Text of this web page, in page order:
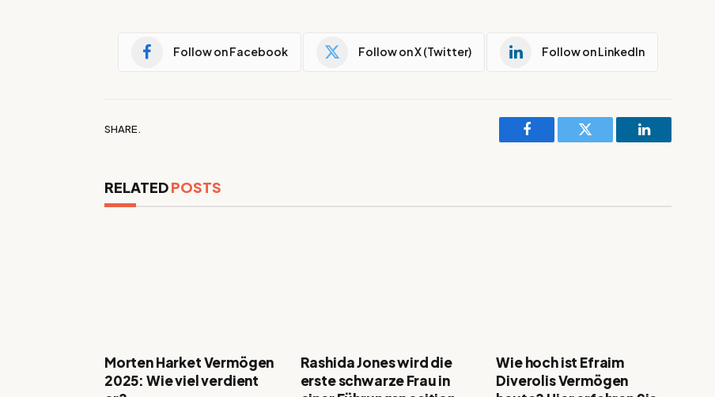
Follow on Facebook Follow on X (Twitter) Follow on LinkedIn
SHARE.
Facebook Twitter LinkedIn
RELATEDPOSTS
Morten Harket Vermögen
2025: Wie viel verdient
Rashida Jones wird die
erste schwarze Frau in
Wie hoch ist Efraim
Diverolis Vermögen